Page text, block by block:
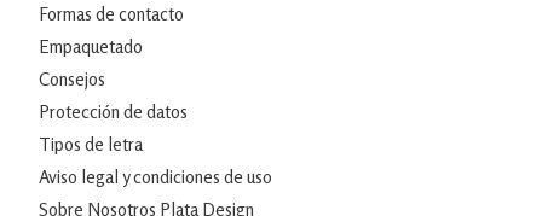
Formas de contacto
Empaquetado
Consejos
Protección de datos
Tipos de letra
Aviso legal y condiciones de uso
Sobre Nosotros Plata Design